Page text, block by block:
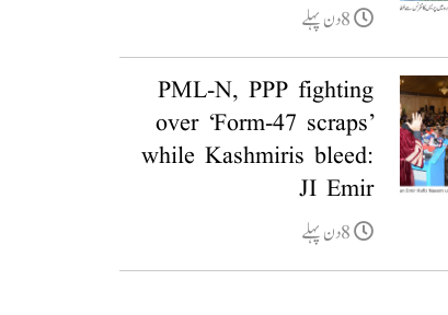
PML-N, PPP fighting
over ‘Form-47 scraps’
while Kashmiris bleed:
JI Emir